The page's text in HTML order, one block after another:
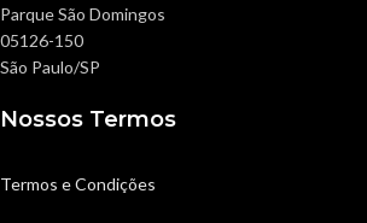
Parque São Domingos
05126-150
São Paulo/SP
Nossos Termos
Termos e Condições